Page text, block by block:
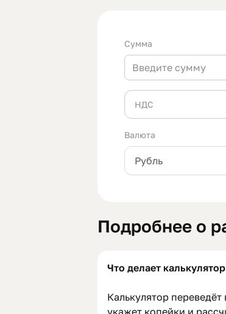
Сумма
НДС
Валюта
Подробнее о
Что делает
Калькулятор
укажет копейки и